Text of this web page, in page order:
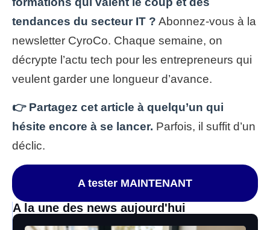
tendances du secteur IT ? Abonnez-vous à la
newsletter CyroCo. Chaque semaine, on
décrypte l’actu tech pour les entrepreneurs qui
veulent garder une longueur d’avance.
👉 Partagez cet article à quelqu’un qui
hésite encore à se lancer. Parfois, il suffit d’un
déclic.
A tester MAINTENANT
A la une des news aujourd'hui